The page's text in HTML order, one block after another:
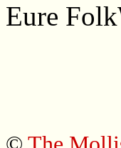
Eure